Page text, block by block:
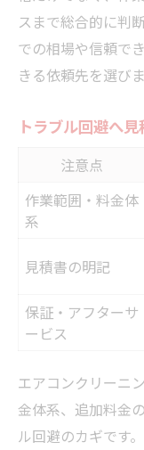
スまで総合的に判
での相場や信頼で
きる依頼先を選び
トラブル回避へ
注意点
作業範囲・料金体
系
見積書の明記
保証・アフターサ
ービス
エアコンクリーニ
金体系、追加料金
ル回避のカギです